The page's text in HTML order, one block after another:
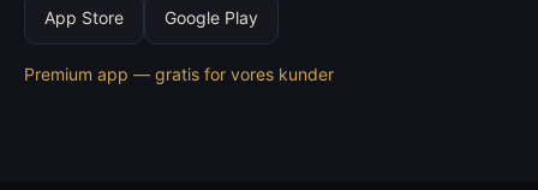
App Store Google Play
Premium app — gratis for vores kunder